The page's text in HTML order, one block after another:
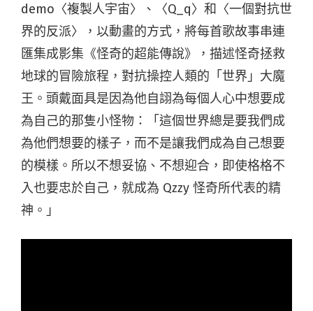
demo〈複製人宇宙〉、〈Q_q〉和〈一個對抗世
界的反派〉，以動畫的方式，將每首歌故事串連
匯集成影集《怪奇的超能傳說》，描述怪奇拯救
地球的冒險旅程，對抗操控人類的「世界」大魔
王。頭戴面具是因為他自詡為每個人心中想要成
為自己的那隻小怪物：「這個世界總是要我們成
為他們想要的樣子，而不是讓我們成為自己想要
的模樣。所以不想妥協、不想迎合，即使格格不
入也要忠於自己，就成為 Qzzy 怪奇所代表的精
神。」